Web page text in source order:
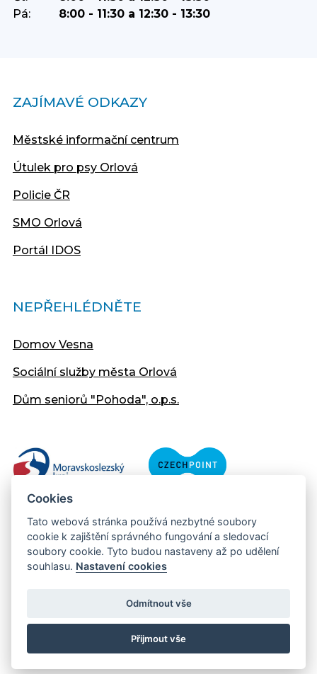
Pá:
8:00 - 11:30 a 12:30 - 13:30
ZAJÍMAVÉ ODKAZY
Městské informační centrum
Útulek pro psy Orlová
Policie ČR
SMO Orlová
Portál IDOS
NEPŘEHLÉDNĚTE
Domov Vesna
Sociální služby města Orlová
Dům seniorů "Pohoda", o.p.s.
Copyright © 2013 - 2026 Městský úřad Orlová
Cookies
Tato webová stránka používá nezbytné soubory
cookie k zajištění správného fungování a sledovací
soubory cookie. Tyto budou nastaveny až po udělení
souhlasu. Nastavení cookies
Odmítnout vše
Přijmout vše